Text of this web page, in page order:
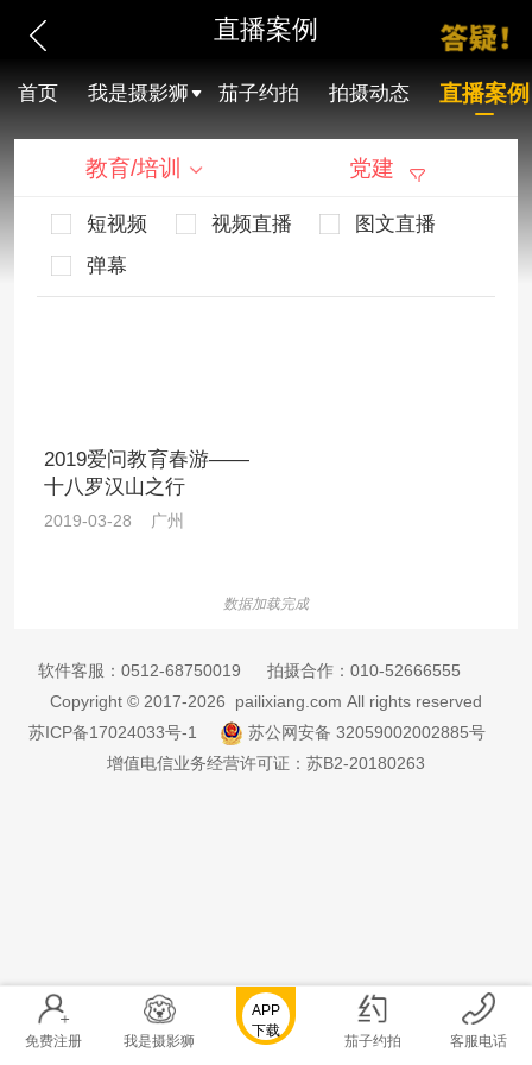
直播案例
首页 我是摄影狮 茄子约拍 拍摄动态 直播案例
教育/培训 党建
短视频 视频直播
图文直播
弹幕
2019爱问教育春游——
十八罗汉山之行
2019-03-28 广州
数据加载完成
软件客服： 0512-68750019 拍摄合作： 010-52666555
Copyright © 2017-2026 pailixiang.com All rights reserved
苏ICP备17024033号-1
苏公网安备 32059002002885号
增值电信业务经营许可证：苏B2-20180263
免费注册 我是摄影狮
APP
下载
茄子约拍 客服电话